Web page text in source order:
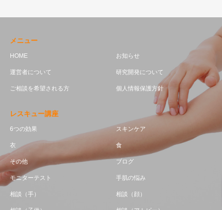
メニュー
HOME お知らせ
運営者について 研究開発について
ご相談を希望される方 個人情報保護方針
レスキュー講座
6つの効果 スキンケア
衣 食
その他 ブログ
モニターテスト 手肌の悩み
相談（手） 相談（顔）